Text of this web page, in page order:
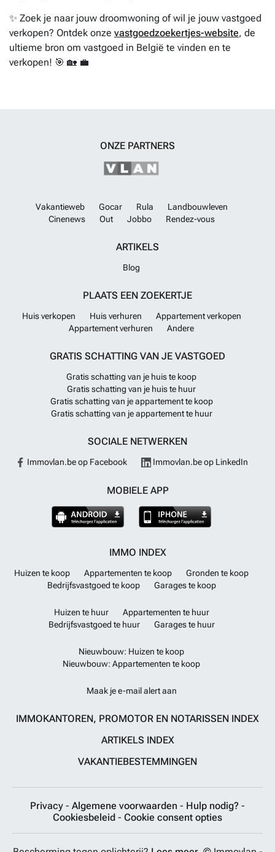
✨ Zoek je naar jouw droomwoning of wil je jouw vastgoed
verkopen? Ontdek onze vastgoedzoekertjes-website, de
ultieme bron om vastgoed in België te vinden en te
verkopen! 🎯 🏡 💼
ONZE PARTNERS
Vakantieweb Gocar Rula
Landbouwleven
Cinenews
Out Jobbo Rendez-vous
ARTIKELS
Blog
PLAATS EEN ZOEKERTJE
Huis verkopen Huis verhuren
Appartement verkopen
Appartement verhuren
Andere
GRATIS SCHATTING VAN JE VASTGOED
Gratis schatting van je huis te koop
Gratis schatting van je huis te huur
Gratis schatting van je appartement te koop
Gratis schatting van je appartement te huur
SOCIALE NETWERKEN
Immovlan.be op Facebook Immovlan.be op LinkedIn
MOBIELE APP
IMMO INDEX
Huizen te koop Appartementen te koop
Gronden te koop
Bedrijfsvastgoed te koop
Garages te koop
Huizen te huur
Appartementen te huur
Bedrijfsvastgoed te huur
Garages te huur
Nieuwbouw: Huizen te koop
Nieuwbouw: Appartementen te koop
Maak je e-mail alert aan
IMMOKANTOREN, PROMOTOR EN NOTARISSEN INDEX
ARTIKELS INDEX
VAKANTIEBESTEMMINGEN
Privacy - Algemene voorwaarden - Hulp nodig? -
Cookiesbeleid - Cookie consent opties